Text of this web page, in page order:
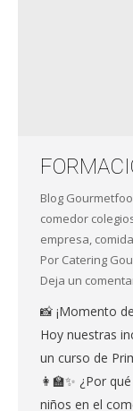
Blog
comedor
empresa,
Por Catering
Deja un
📸 ¡Momento
Hoy nuestras
un curso de
👩‍🏫✨ ¿Por
niños en el